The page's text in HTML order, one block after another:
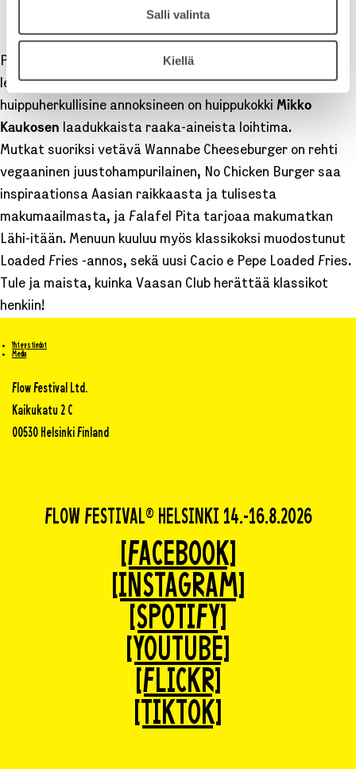
Salli valinta
Kiellä
VAASAN
VAASAN CLUB
Pop up -ravintola Clubtarjoaa festarikansalle
legendaarisia katuruokien klassikoita. Konsepti
huippuherkullisine annoksineen on huippukokki Mikko
Kaukosen laadukkaista raaka-aineista loihtima.
Mutkat suoriksi vetävä Wannabe Cheeseburger on rehti
vegaaninen juustohampurilainen, No Chicken Burger saa
inspiraationsa Aasian raikkaasta ja tulisesta
makumaailmasta, ja Falafel Pita tarjoaa makumatkan
Lähi-itään. Menuun kuuluu myös klassikoksi muodostunut
Loaded Fries -annos, sekä uusi Cacio e Pepe Loaded Fries.
Tule ja maista, kuinka Vaasan Club herättää klassikot
henkiin!
Yhteystiedot
Media
Flow Festival Ltd.
Kaikukatu 2 C
00530 Helsinki Finland
FLOW FESTIVAL® HELSINKI 14.-16.8.2026
[FACEBOOK]
[INSTAGRAM]
[SPOTIFY]
[YOUTUBE]
[FLICKR]
[TIKTOK]